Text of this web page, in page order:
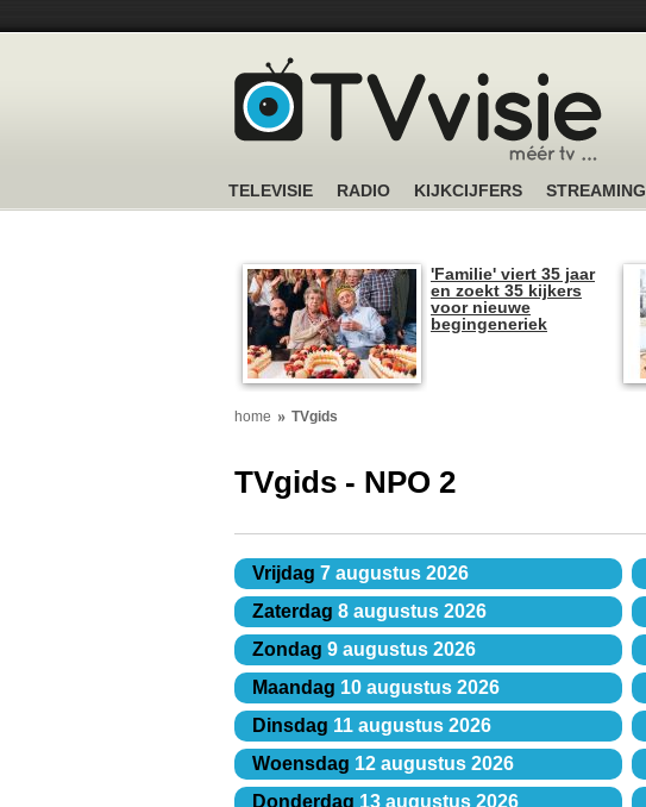
TELEVISIE RADIO KIJKCIJFERS STREAMING
'Familie' viert 35 jaar
en zoekt 35 kijkers
voor nieuwe
begingeneriek
home TVgids
TVgids - NPO 2
Vrijdag 7 augustus 2026
Zaterdag 8 augustus 2026
Zondag 9 augustus 2026
Maandag 10 augustus 2026
Dinsdag 11 augustus 2026
Woensdag 12 augustus 2026
Donderdag 13 augustus 2026